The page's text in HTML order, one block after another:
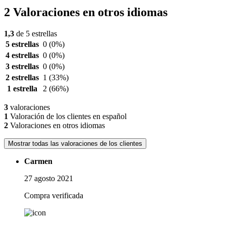
2 Valoraciones en otros idiomas
1,3 de 5 estrellas
5 estrellas 0 (0%)
4 estrellas 0 (0%)
3 estrellas 0 (0%)
2 estrellas 1 (33%)
1 estrella
2 (66%)
3 valoraciones
1 Valoración de los clientes en español
2 Valoraciones en otros idiomas
Mostrar todas las valoraciones de los clientes
Carmen
27 agosto 2021
Compra verificada